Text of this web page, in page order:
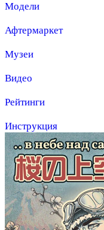
Модели
Афтермаркет
Музеи
Видео
Рейтинги
Инструкция